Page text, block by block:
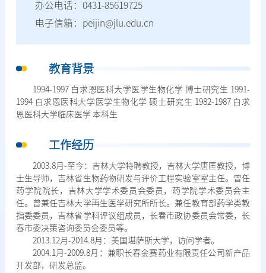
办公电话：0431-85619725
电子信箱：peijin@jlu.edu.cn
教育背景
1994-1997 白求恩医科大学医学生物化学 博士研究生 1991-
1994 白求恩医科大学医学生物化学 硕士研究生 1982-1987 白求
恩医科大学临床医学 本科生
工作经历
2003.8月-至今：吉林大学特聘教授，吉林大学唐匡教授，博
士生导师，吉林省生物药物研发与评价工程实验室室主任。曾任
药学院院长，吉林大学学术委员会委员，药学院学术委员会主
任。曾兼任吉林大学再生医学研究所所长。兼任教育部药学类教
指委委员，吉林省学科评议组成员，长春市政协委员会常委，长
春市委决策咨询委员会委员等。
2013.12月-2014.8月：美国堪萨斯大学，访问学者。
2004.1月-2009.8月：兼职长春金赛药业有限责任公司新产品
开发部，研发总监。